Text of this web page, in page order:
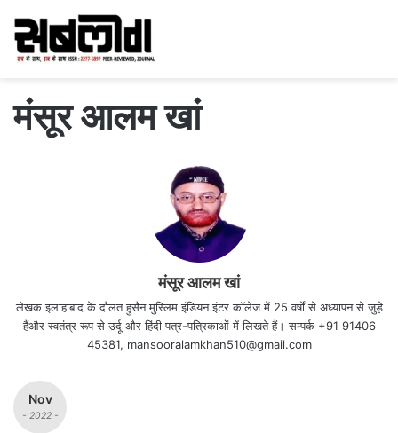
मंसूर आलम खां
मंसूर आलम खां
लेखक इलाहाबाद के दौलत हुसैन मुस्लिम इंडियन इंटर कॉलेज में 25 वर्षों से अध्यापन से जुड़े
हैंऔर स्वतंत्र रूप से उर्दू और हिंदी पत्र-पत्रिकाओं में लिखते हैं। सम्पर्क +91 91406
45381, mansooralamkhan510@gmail.com
Nov
- 2022 -